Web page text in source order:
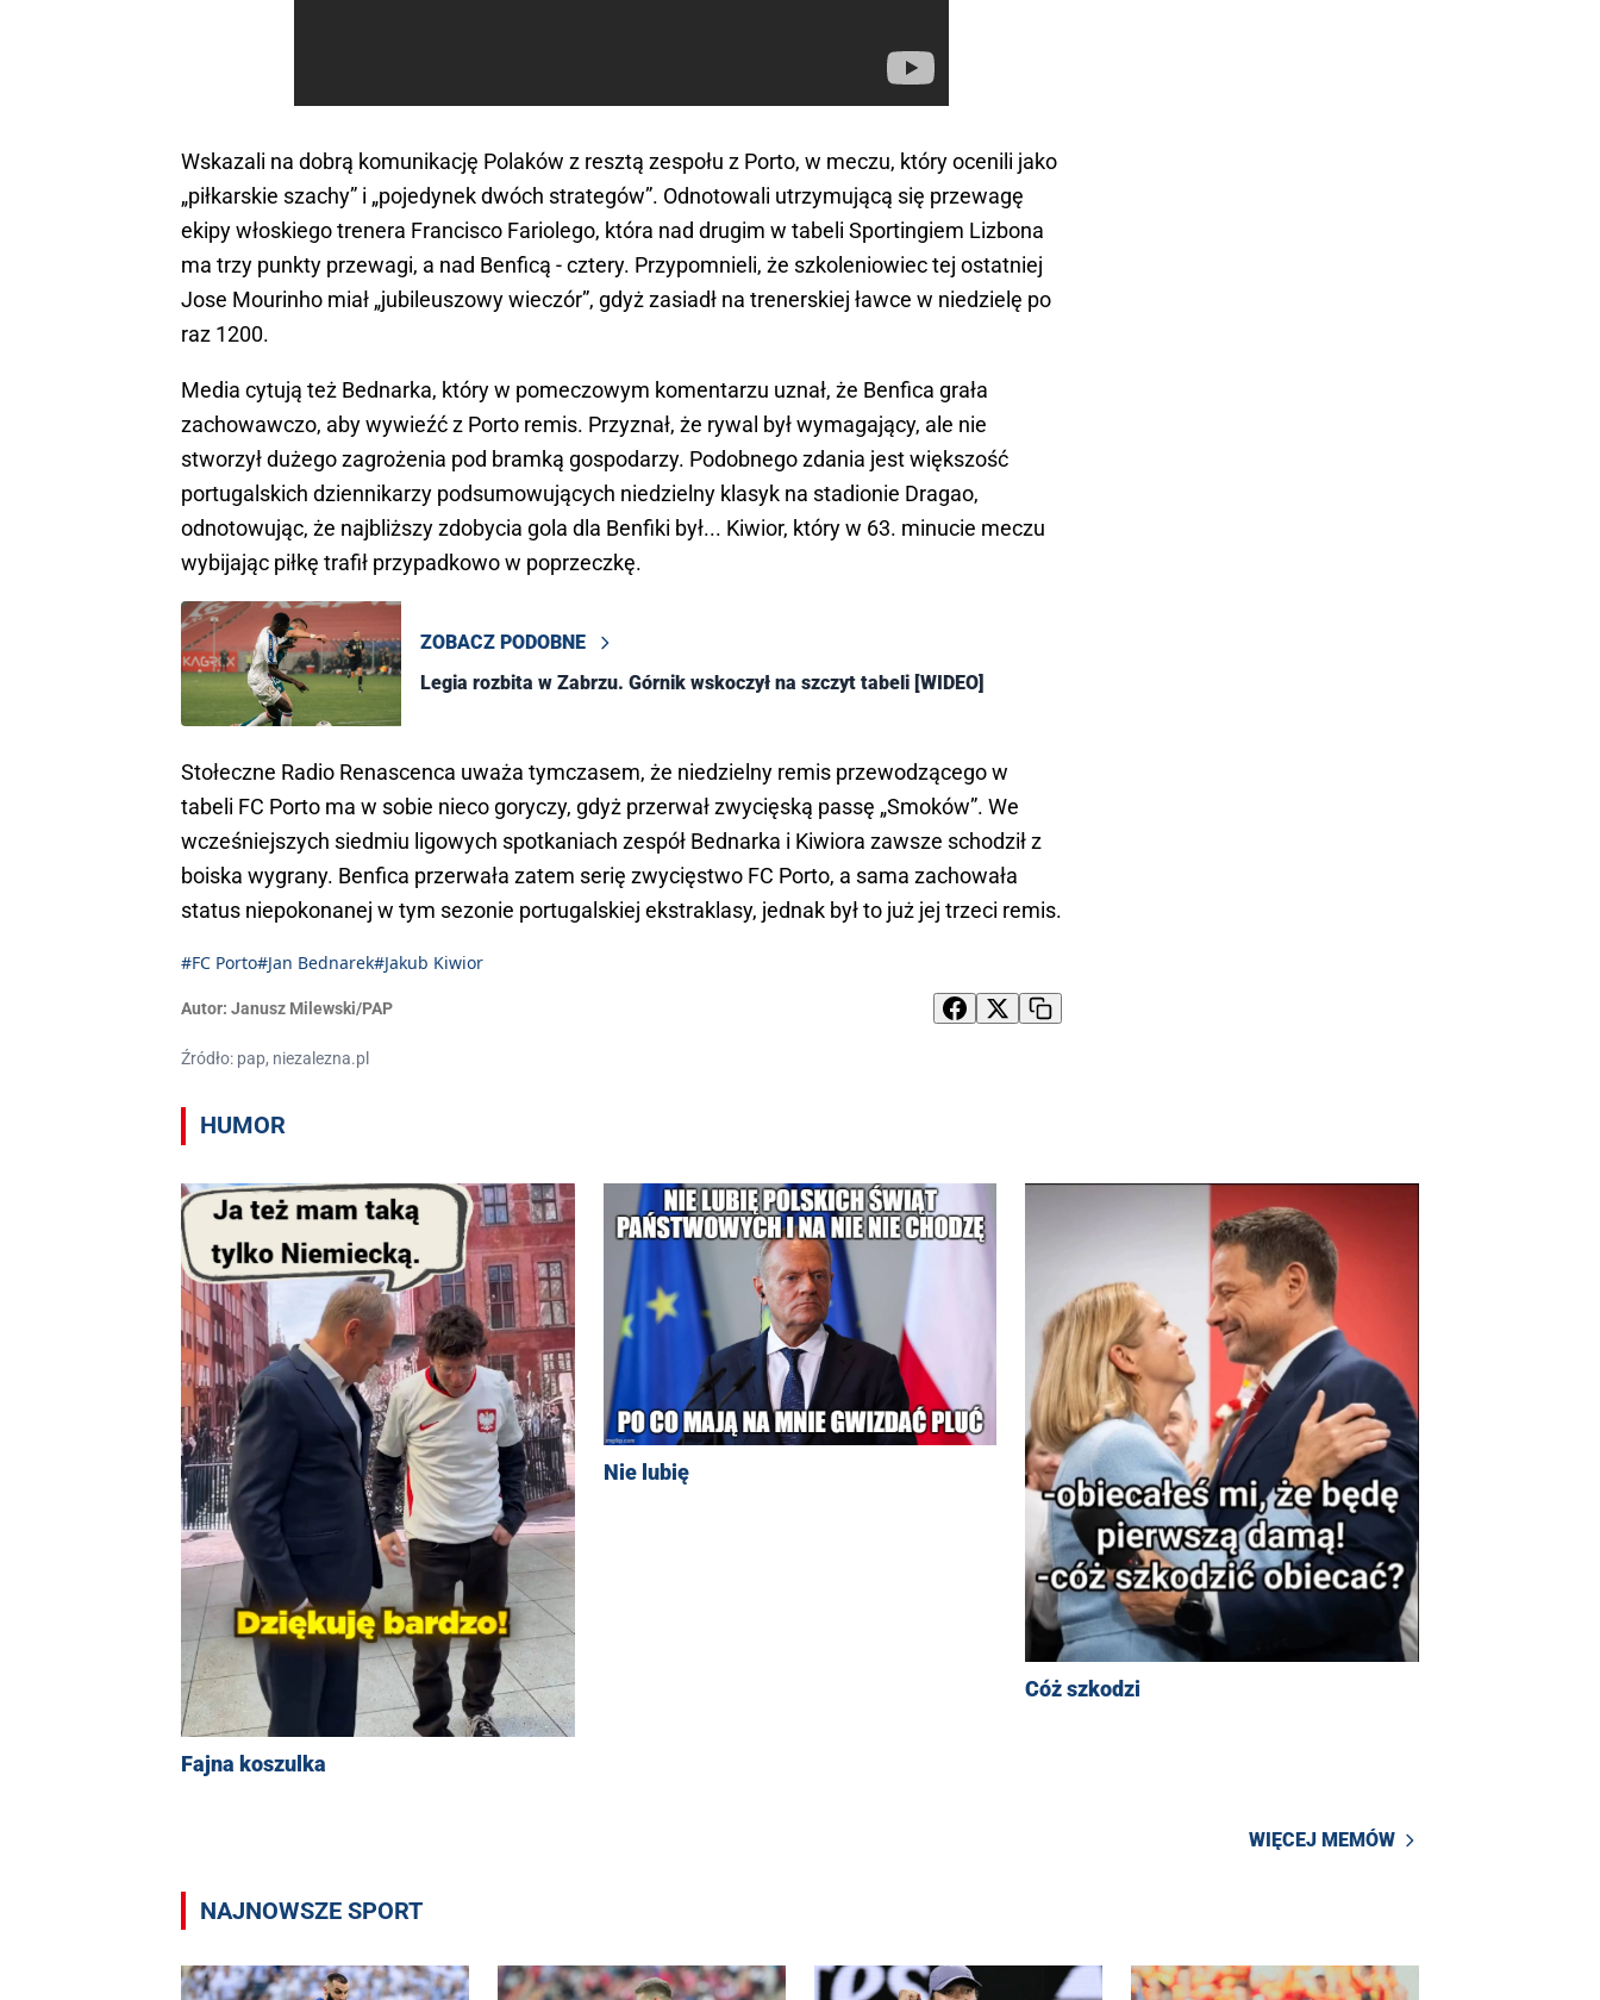
Wskazali na dobrą komunikację Polaków z resztą zespołu z Porto, w meczu, który ocenili jako
„piłkarskie szachy” i „pojedynek dwóch strategów”. Odnotowali utrzymującą się przewagę
ekipy włoskiego trenera Francisco Fariolego, która nad drugim w tabeli Sportingiem Lizbona
ma trzy punkty przewagi, a nad Benficą - cztery. Przypomnieli, że szkoleniowiec tej ostatniej
Jose Mourinho miał „jubileuszowy wieczór”, gdyż zasiadł na trenerskiej ławce w niedzielę po
raz 1200.
Media cytują też Bednarka, który w pomeczowym komentarzu uznał, że Benfica grała
zachowawczo, aby wywieźć z Porto remis. Przyznał, że rywal był wymagający, ale nie
stworzył dużego zagrożenia pod bramką gospodarzy. Podobnego zdania jest większość
portugalskich dziennikarzy podsumowujących niedzielny klasyk na stadionie Dragao,
odnotowując, że najbliższy zdobycia gola dla Benfiki był... Kiwior, który w 63. minucie meczu
wybijając piłkę trafił przypadkowo w poprzeczkę.
ZOBACZ PODOBNE
Legia rozbita w Zabrzu. Górnik wskoczył na szczyt tabeli [WIDEO]
Stołeczne Radio Renascenca uważa tymczasem, że niedzielny remis przewodzącego w
tabeli FC Porto ma w sobie nieco goryczy, gdyż przerwał zwycięską passę „Smoków”. We
wcześniejszych siedmiu ligowych spotkaniach zespół Bednarka i Kiwiora zawsze schodził z
boiska wygrany. Benfica przerwała zatem serię zwycięstwo FC Porto, a sama zachowała
status niepokonanej w tym sezonie portugalskiej ekstraklasy, jednak był to już jej trzeci remis.
#FC Porto#Jan Bednarek#Jakub Kiwior
Autor: Janusz Milewski/PAP
Źródło: pap, niezalezna.pl
HUMOR
Fajna koszulka
Nie lubię
Cóż szkodzi
WIĘCEJ MEMÓW
NAJNOWSZE SPORT